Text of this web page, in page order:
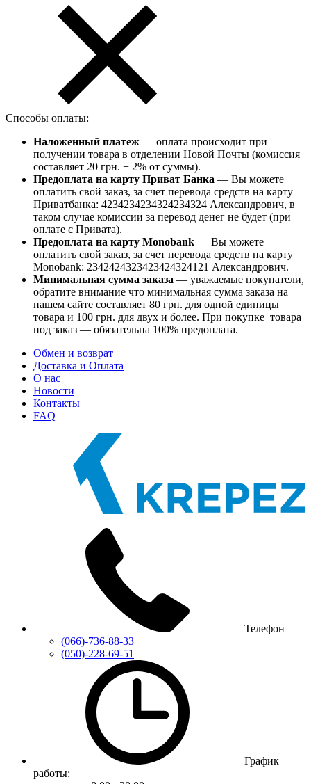
Способы оплаты:
Наложенный платеж — оплата происходит при
получении товара в отделении Новой Почты (комиссия
составляет 20 грн. + 2% от суммы).
Предоплата на карту Приват Банка — Вы можете
оплатить свой заказ, за счет перевода средств на карту
Приватбанка: 4234234234324234324 Александрович, в
таком случае комиссии за перевод денег не будет (при
оплате с Привата).
Предоплата на карту Monobank — Вы можете
оплатить свой заказ, за счет перевода средств на карту
Monobank: 2342424323423424324121 Александрович.
Минимальная сумма заказа — уважаемые покупатели,
обратите внимание что минимальная сумма заказа на
нашем сайте составляет 80 грн. для одной единицы
товара и 100 грн. для двух и более. При покупке товара
под заказ — обязательна 100% предоплата.
Обмен и возврат
Доставка и Оплата
О нас
Новости
Контакты
FAQ
Телефон
(066)-736-88-33
(050)-228-69-51
График
работы: